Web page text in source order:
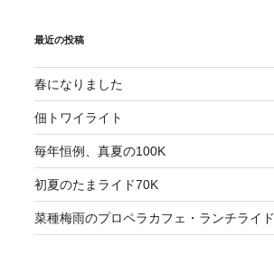
最近の投稿
春になりました
佃トワイライト
毎年恒例、真夏の100K
初夏のたまライド70K
菜種梅雨のプロペラカフェ・ランチライド